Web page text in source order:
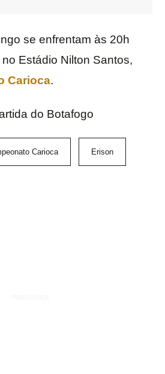
se enfrentam às 20h
Estádio Nilton Santos,
Carioca.
do Botafogo
Carioca Erison